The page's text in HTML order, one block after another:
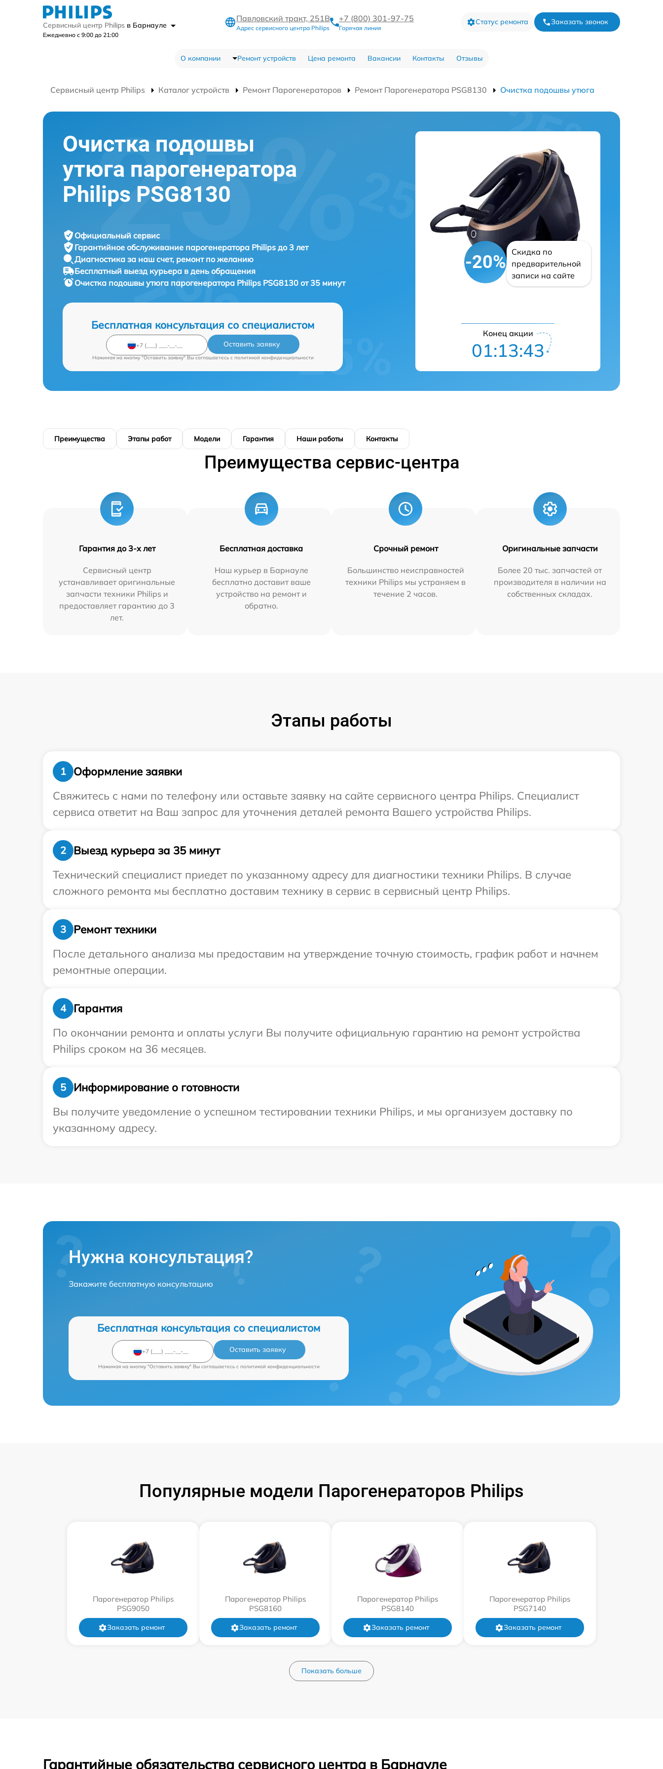
Сервисный центр Philips в Барнауле
Ежедневно с 9:00 до 21:00
Павловский тракт, 251В
Адрес сервисного центра Philips
+7 (800) 301-97-75
Горячая линия
Статус ремонта Заказать звонок
О компании Ремонт устройств Цена ремонта Вакансии Контакты Отзывы
Сервисный центр Philips Каталог устройств Ремонт Парогенераторов Ремонт Парогенератора PSG8130 Очистка подошвы утюга
Очистка подошвы
утюга парогенератора
Philips PSG8130
Официальный сервис
Гарантийное обслуживание парогенератора Philips до 3 лет
Диагностика за наш счет, ремонт по желанию
Бесплатный выезд курьера в день обращения
Очистка подошвы утюга парогенератора Philips PSG8130 от 35 минут
Бесплатная консультация со специалистом
Оставить заявку
Нажимая на кнопку "Оставить заявку" Вы соглашаетесь c политикой конфиденциальности
-20%
Скидка по
предварительной
записи на сайте
Конец акции
01:13:42
Преимущества Этапы работ Модели Гарантия Наши работы Контакты
Преимущества сервис-центра
Гарантия до 3-х лет
Сервисный центр
устанавливает оригинальные
запчасти техники Philips и
предоставляет гарантию до 3
лет.
Бесплатная доставка
Наш курьер в Барнауле
бесплатно доставит ваше
устройство на ремонт и
обратно.
Срочный ремонт
Большинство неисправностей
техники Philips мы устраняем в
течение 2 часов.
Оригинальные запчасти
Более 20 тыс. запчастей от
производителя в наличии на
собственных складах.
Этапы работы
1
Оформление заявки
Свяжитесь с нами по телефону или оставьте заявку на сайте сервисного центра Philips. Специалист
сервиса ответит на Ваш запрос для уточнения деталей ремонта Вашего устройства Philips.
2
Выезд курьера за 35 минут
Технический специалист приедет по указанному адресу для диагностики техники Philips. В случае
сложного ремонта мы бесплатно доставим технику в сервис в сервисный центр Philips.
3
Ремонт техники
После детального анализа мы предоставим на утверждение точную стоимость, график работ и начнем
ремонтные операции.
4
Гарантия
По окончании ремонта и оплаты услуги Вы получите официальную гарантию на ремонт устройства
Philips сроком на 36 месяцев.
5
Информирование о готовности
Вы получите уведомление о успешном тестировании техники Philips, и мы организуем доставку по
указанному адресу.
Нужна консультация?
Закажите бесплатную консультацию
Бесплатная консультация со специалистом
Оставить заявку
Нажимая на кнопку "Оставить заявку" Вы соглашаетесь c политикой конфиденциальности
Популярные модели Парогенераторов Philips
Парогенератор Philips
PSG9050
Заказать ремонт
Парогенератор Philips
PSG8160
Заказать ремонт
Парогенератор Philips
PSG8140
Заказать ремонт
Парогенератор Philips
PSG7140
Заказать ремонт
Показать больше
Гарантийные обязательства сервисного центра в Барнауле